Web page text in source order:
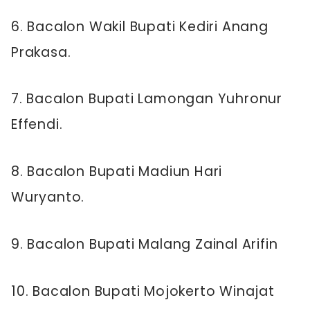
6. Bacalon Wakil Bupati Kediri Anang
Prakasa.
7. Bacalon Bupati Lamongan Yuhronur
Effendi.
8. Bacalon Bupati Madiun Hari
Wuryanto.
9. Bacalon Bupati Malang Zainal Arifin
10. Bacalon Bupati Mojokerto Winajat